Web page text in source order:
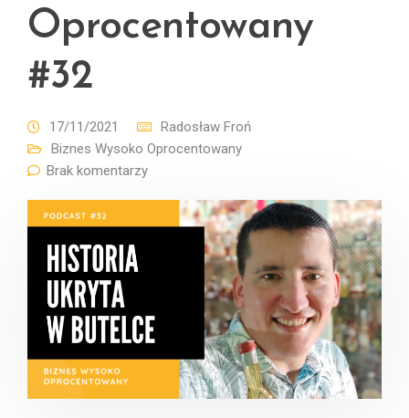
Oprocentowany
#32
17/11/2021
Radosław Froń
Biznes Wysoko Oprocentowany
Brak komentarzy